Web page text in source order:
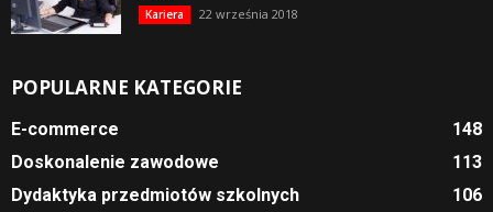
Kariera 22 września 2018
POPULARNE KATEGORIE
E-commerce
148
Doskonalenie zawodowe
113
Dydaktyka przedmiotów szkolnych
106